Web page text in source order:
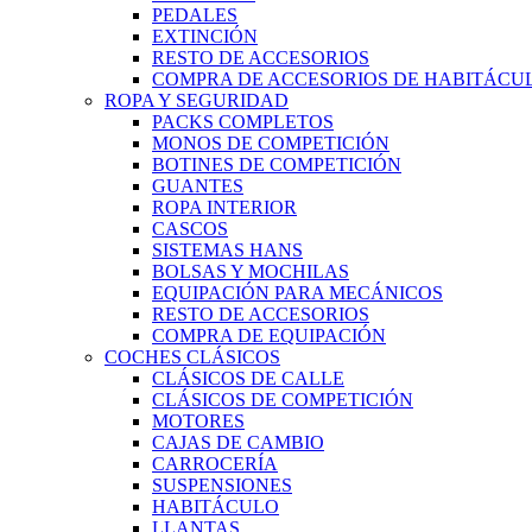
PEDALES
EXTINCIÓN
RESTO DE ACCESORIOS
COMPRA DE ACCESORIOS DE
ROPA Y SEGURIDAD
PACKS COMPLETOS
MONOS DE COMPETICIÓN
BOTINES DE COMPETICIÓN
GUANTES
ROPA INTERIOR
CASCOS
SISTEMAS HANS
BOLSAS Y MOCHILAS
EQUIPACIÓN PARA MECÁNICOS
RESTO DE ACCESORIOS
COMPRA DE EQUIPACIÓN
COCHES CLÁSICOS
CLÁSICOS DE CALLE
CLÁSICOS DE COMPETICIÓN
MOTORES
CAJAS DE CAMBIO
CARROCERÍA
SUSPENSIONES
HABITÁCULO
LLANTAS